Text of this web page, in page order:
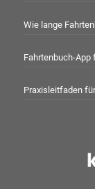
Wie lange
Fahrtenbuch-App
Praxisleitfaden